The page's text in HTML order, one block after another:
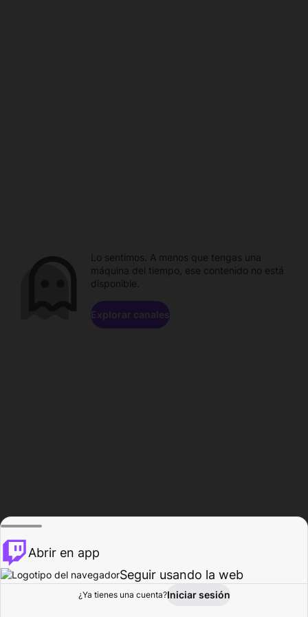
Explorar Actividad
Lo sentimos. A menos que tengas una
máquina del tiempo, ese contenido no está
disponible.
Explorar canales
Abrir en app
Seguir usando la web
¿Ya tienes una cuenta?Iniciar sesión